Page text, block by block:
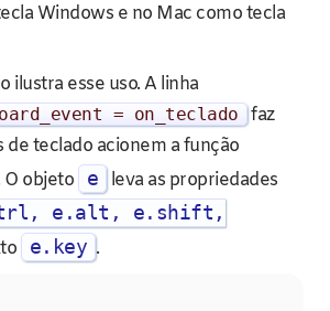
Windows e no Mac como tecla
ilustra esse uso. A linha
= on_teclado faz
de teclado acionem a função
O objeto e
leva as propriedades
e.alt, e.shift,
e.key .